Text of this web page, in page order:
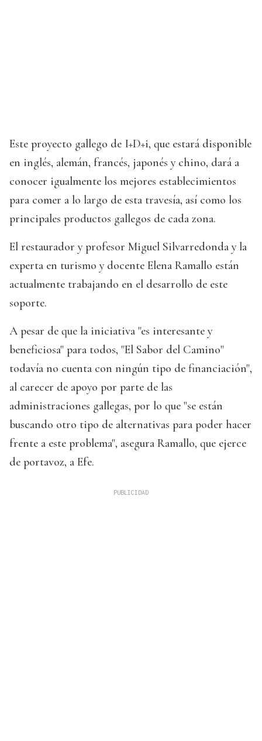
Este proyecto gallego de I+D+i, que estará disponible
en inglés, alemán, francés, japonés y chino, dará a
conocer igualmente los mejores establecimientos
para comer a lo largo de esta travesía, así como los
principales productos gallegos de cada zona.
El restaurador y profesor Miguel Silvarredonda y la
experta en turismo y docente Elena Ramallo están
actualmente trabajando en el desarrollo de este
soporte.
A pesar de que la iniciativa "es interesante y
beneficiosa" para todos, "El Sabor del Camino"
todavía no cuenta con ningún tipo de financiación",
al carecer de apoyo por parte de las
administraciones gallegas, por lo que "se están
buscando otro tipo de alternativas para poder hacer
frente a este problema", asegura Ramallo, que ejerce
de portavoz, a Efe.